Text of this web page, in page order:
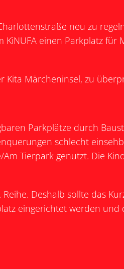
neu zu
einen Parkplatz für
Märcheninsel, zu
Parkplätze durch
schlecht
Tierpark genutzt. Die
Deshalb sollte das
eingerichtet werden